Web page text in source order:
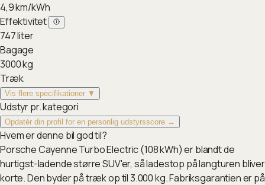
4,9km/kWh
Effektivitet
747liter
Bagage
3000kg
Træk
Vis flere specifikationer ▼
Udstyr pr. kategori
Opdatér din profil for en personlig udstyrsscore →
Hvem er denne bil god til?
Porsche Cayenne Turbo Electric (108 kWh) er blandt de
hurtigst-ladende større SUV'er, så ladestop på langturen bliver
korte. Den byder på træk op til 3.000 kg. Fabriksgarantien er på